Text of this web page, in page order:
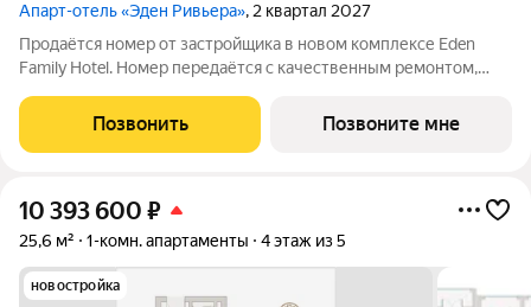
Апарт-отель «Эден Ривьера», 2 квартал 2027
Продаётся номер от застройщика в новом комплексе Eden
Family Hotel. Номер передаётся с качественным ремонтом,
заселению или сдаче в аренду. Прямая продажа от
застройщика, прозрачные условия,
Позвонить Позвоните мне
10 393 600 ₽
25,6 м² 1-комн. апартаменты 4 этаж из 5
новостройка